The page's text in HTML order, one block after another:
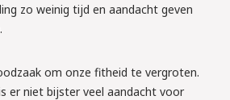
zo weinig tijd en aandacht geven
om onze fitheid te vergroten.
er niet bijster veel aandacht voor